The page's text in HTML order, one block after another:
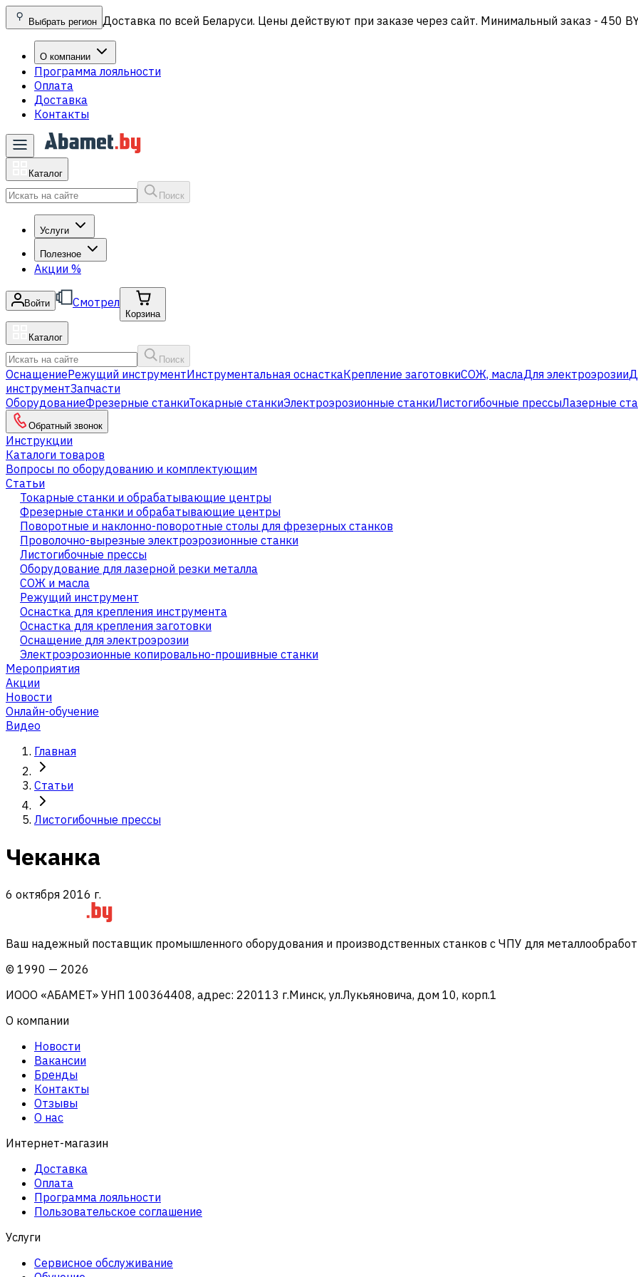
Выбрать регион Доставка по всей Беларуси. Цены действуют при заказе через сайт. Минимальный заказ - 450
О компании
Программа лояльности
Оплата
Доставка
Контакты
Каталог
Поиск
Услуги
Полезное
Акции %
Войти Смотрел
Корзина
Каталог
Поиск
ОснащениеРежущий инструментИнструментальная оснасткаКрепление заготовкиСОЖ, маслаДля электроэрозии
инструментЗапчасти
ОборудованиеФрезерные станкиТокарные станкиЭлектроэрозионные станкиЛистогибочные прессыЛазерные
Обратный звонок
Инструкции
Каталоги товаров
Вопросы по оборудованию и комплектующим
Статьи
Токарные станки и обрабатывающие центры
Фрезерные станки и обрабатывающие центры
Поворотные и наклонно-поворотные столы для фрезерных станков
Проволочно-вырезные электроэрозионные станки
Листогибочные прессы
Оборудование для лазерной резки металла
СОЖ и масла
Режущий инструмент
Оснастка для крепления инструмента
Оснастка для крепления заготовки
Оснащение для электроэрозии
Электроэрозионные копировально-прошивные станки
Мероприятия
Акции
Новости
Онлайн-обучение
Видео
Главная
Статьи
Листогибочные прессы
Чеканка
6 октября 2016 г.
Ваш надежный поставщик промышленного оборудования и производственных станков с ЧПУ для
© 1990 — 2026
ИООО «АБАМЕТ» УНП 100364408, адрес: 220113 г.Минск, ул.Лукьяновича, дом 10, корп.1
О компании
Новости
Вакансии
Бренды
Контакты
Отзывы
О нас
Интернет-магазин
Доставка
Оплата
Программа лояльности
Пользовательское соглашение
Услуги
Сервисное обслуживание